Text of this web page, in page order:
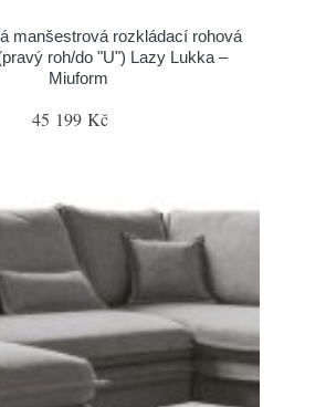
manšestrová rozkládací rohová
roh/do "U") Lazy Lukka –
Miuform
45 199 Kč